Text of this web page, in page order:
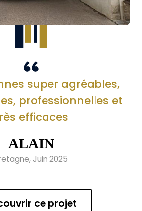
super agréables,
professionnelles et
efficaces
ALAIN
Juin 2025
ce projet